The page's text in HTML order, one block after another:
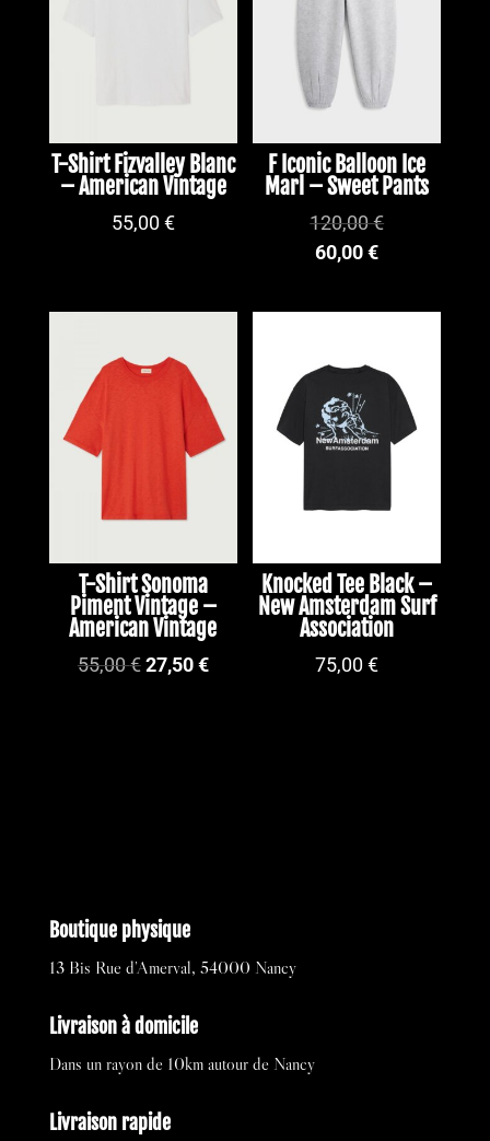
T-Shirt Fizvalley Blanc
– American Vintage
55,00€
F Iconic Balloon Ice
Marl – Sweet Pants
120,00€
60,00€
T-Shirt Sonoma
Piment Vintage –
American Vintage
55,00€ Le
27,50€Le
Knocked Tee Black –
New Amsterdam Surf
Association
75,00€
Boutique physique
13 Bis Rue d’Amerval, 54000 Nancy
Livraison à domicile
Dans un rayon de 10km autour de Nancy
Livraison rapide